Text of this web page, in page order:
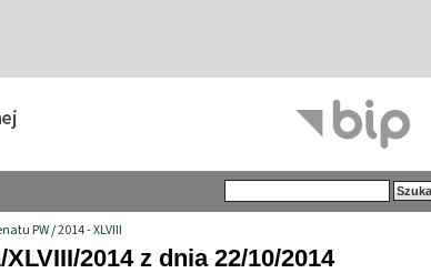
PW/2014 - XLVIII
XLVIII/2014 z dnia 22/10/2014